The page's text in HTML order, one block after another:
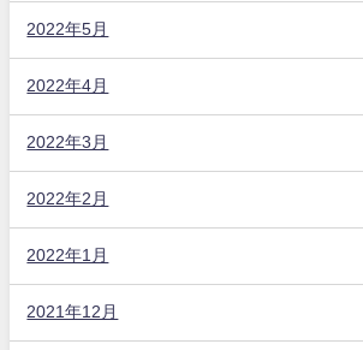
2022年5月
2022年4月
2022年3月
2022年2月
2022年1月
2021年12月